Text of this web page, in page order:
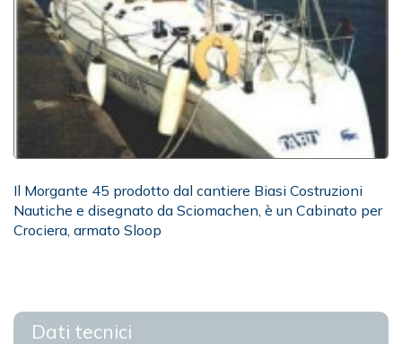
Il Morgante 45 prodotto dal cantiere Biasi Costruzioni
Nautiche e disegnato da Sciomachen, è un Cabinato per
Crociera, armato Sloop
Dati tecnici